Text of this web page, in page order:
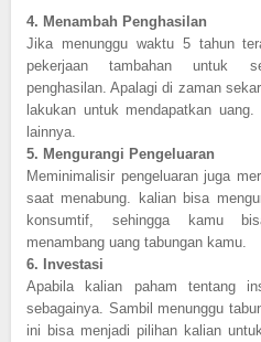
4. Menambah Penghasilan
Jika menunggu waktu 5 tahun
pekerjaan tambahan untuk
penghasilan. Apalagi di zaman
lakukan untuk mendapatkan
lainnya.
5. Mengurangi Pengeluaran
Meminimalisir pengeluaran juga
saat menabung. kalian bisa
konsumtif, sehingga kamu
menambang uang tabungan kamu.
6.
Investasi
Apabila kalian paham tentang
sebagainya. Sambil menunggu
ini bisa menjadi pilihan kalian